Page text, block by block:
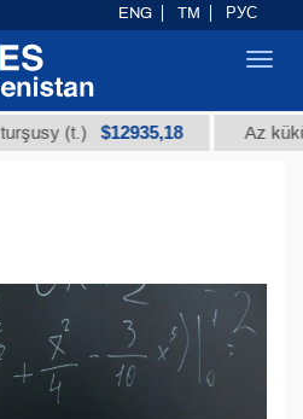
$12935,18 Az kükürtli
ENG TM РУС